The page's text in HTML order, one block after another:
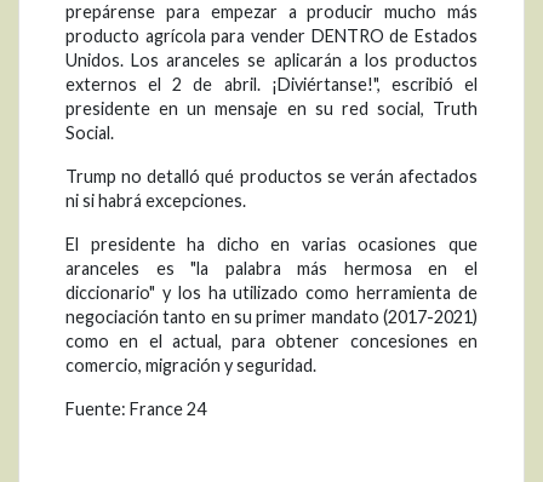
prepárense para empezar a producir mucho más
producto agrícola para vender DENTRO de Estados
Unidos. Los aranceles se aplicarán a los productos
externos el 2 de abril. ¡Diviértanse!", escribió el
presidente en un mensaje en su red social, Truth
Social.
Trump no detalló qué productos se verán afectados
ni si habrá excepciones.
El presidente ha dicho en varias ocasiones que
aranceles es "la palabra más hermosa en el
diccionario" y los ha utilizado como herramienta de
negociación tanto en su primer mandato (2017-2021)
como en el actual, para obtener concesiones en
comercio, migración y seguridad.
Fuente: France 24